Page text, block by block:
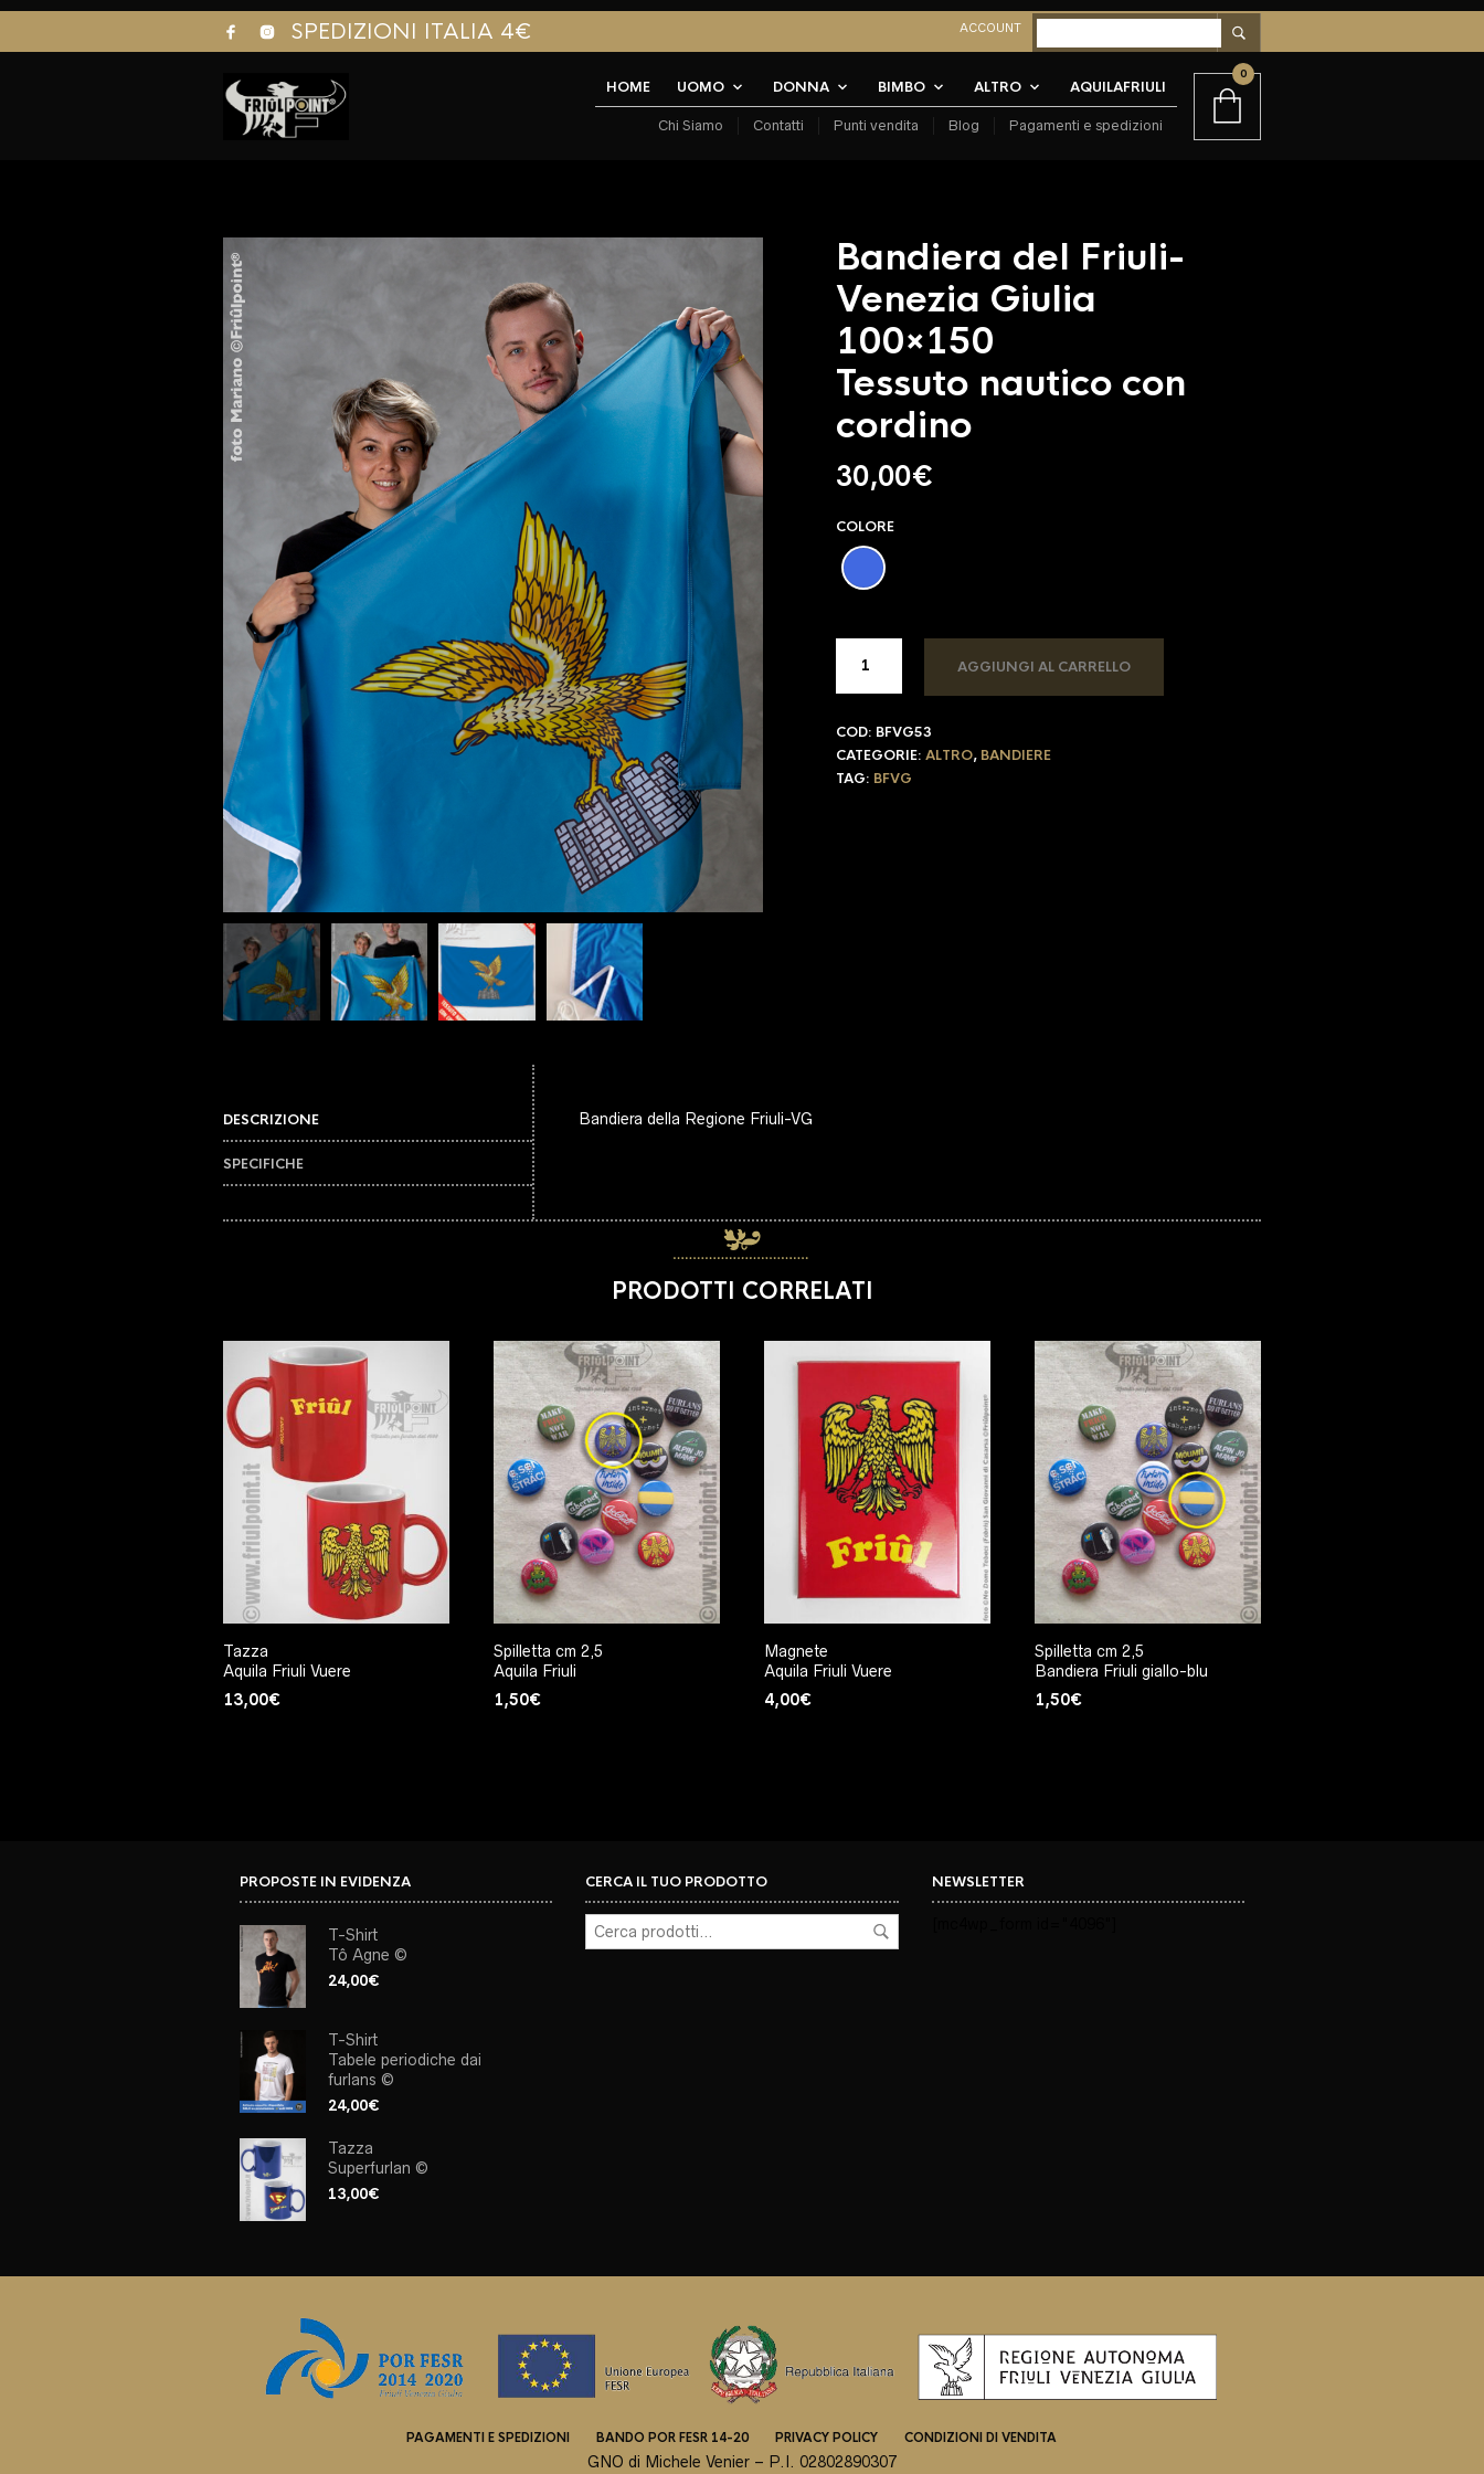
SPEDIZIONI ITALIA 4€ ACCOUNT
HOME UOMO DONNA BIMBO ALTRO AQUILAFRIULI
Chi Siamo Contatti Punti vendita Blog Pagamenti e spedizioni
0
Bandiera del Friuli-
Venezia Giulia
100×150
Tessuto nautico con
cordino
30,00€
COLORE
AGGIUNGI AL CARRELLO
COD: BFVG53
CATEGORIE: ALTRO, BANDIERE
TAG: BFVG
DESCRIZIONE
SPECIFICHE
Bandiera della Regione Friuli-VG
PRODOTTI CORRELATI
Tazza
Aquila Friuli Vuere
13,00€
Spilletta cm 2,5
Aquila Friuli
1,50€
Magnete
Aquila Friuli Vuere
4,00€
Spilletta cm 2,5
Bandiera Friuli giallo-blu
1,50€
PROPOSTE IN EVIDENZA
T-Shirt
Tô Agne ©
24,00€
T-Shirt
Tabele periodiche dai
furlans ©
24,00€
Tazza
Superfurlan ©
13,00€
CERCA IL TUO PRODOTTO NEWSLETTER
PAGAMENTI E SPEDIZIONI BANDO POR FESR 14-20 PRIVACY POLICY CONDIZIONI DI VENDITA
GNO di Michele Venier – P.I. 02802890307